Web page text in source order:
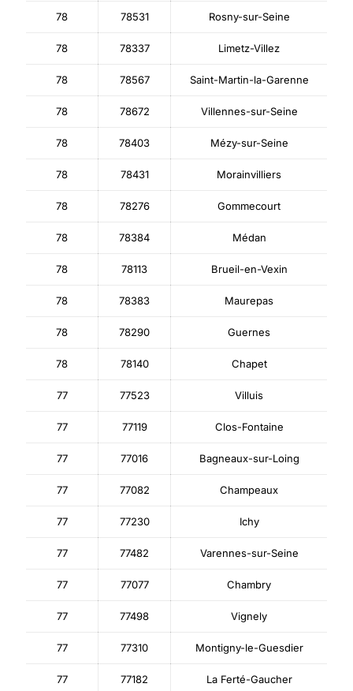
78 78531 Rosny-sur-Seine
78 78337 Limetz-Villez
78 78567 Saint-Martin-la-Garenne
78 78672 Villennes-sur-Seine
78 78403 Mézy-sur-Seine
78 78431 Morainvilliers
78 78276 Gommecourt
78 78384 Médan
78 78113 Brueil-en-Vexin
78 78383 Maurepas
78 78290 Guernes
78 78140 Chapet
77 77523 Villuis
77 77119 Clos-Fontaine
77 77016 Bagneaux-sur-Loing
77 77082 Champeaux
77 77230 Ichy
77 77482 Varennes-sur-Seine
77 77077 Chambry
77 77498 Vignely
77 77310 Montigny-le-Guesdier
77 77182 La Ferté-Gaucher